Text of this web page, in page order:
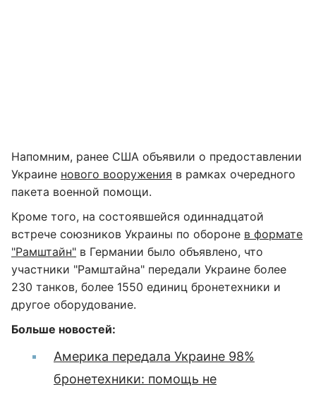
Напомним, ранее США объявили о предоставлении
Украине нового вооружения в рамках очередного
пакета военной помощи.
Кроме того, на состоявшейся одиннадцатой
встрече союзников Украины по обороне в формате
"Рамштайн" в Германии было объявлено, что
участники "Рамштайна" передали Украине более
230 танков, более 1550 единиц бронетехники и
другое оборудование.
Больше новостей:
Америка передала Украине 98%
бронетехники: помощь не